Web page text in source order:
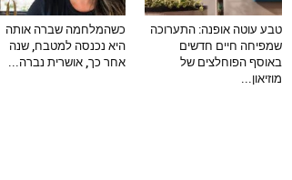
טבע עוטה אופנה: התערוכה
שמפיחה חיים חדשים
באוסף הפוחלצים של
מוזיאון...
כשהמלחמה שברה אותה
היא נכנסה למטבח, שנה
אחר כך, אושרית נברה...